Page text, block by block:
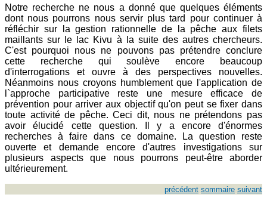
Notre recherche ne nous a donné que quelques éléments
dont nous pourrons nous servir plus tard pour continuer à
réfléchir sur la gestion rationnelle de la pêche aux filets
maillants sur le lac Kivu à la suite des autres chercheurs.
C'est pourquoi nous ne pouvons pas prétendre conclure
cette recherche qui soulève encore beaucoup
d'interrogations et ouvre à des perspectives nouvelles.
Néanmoins nous croyons humblement que l'application de
l`approche participative reste une mesure efficace de
prévention pour arriver aux objectif qu'on peut se fixer dans
toute activité de pêche. Ceci dit, nous ne prétendons pas
avoir élucidé cette question. Il y a encore d'énormes
recherches à faire dans ce domaine. La question reste
ouverte et demande encore d'autres investigations sur
plusieurs aspects que nous pourrons peut-être aborder
ultérieurement.
précédent sommaire suivant